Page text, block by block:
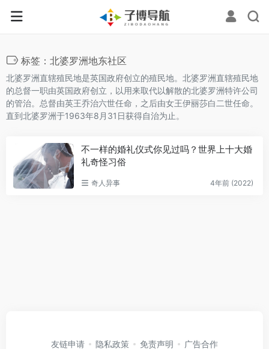
标签：北婆罗洲地东社区
北婆罗洲直辖殖民地是英国政府创立的殖民地。北婆罗洲直辖殖民地
的总督一职由英国政府创立，以用来取代以解散的北婆罗洲特许公司
的管治。总督由英王乔治六世任命，之后由女王伊丽莎白二世任命。
直到北婆罗洲于1963年8月31日获得自治为止。
不一样的婚礼仪式你见过吗？世界上十大婚
礼奇怪习俗
奇人异事 4年前 (2022)
友链申请 隐私政策 免责声明 广告合作